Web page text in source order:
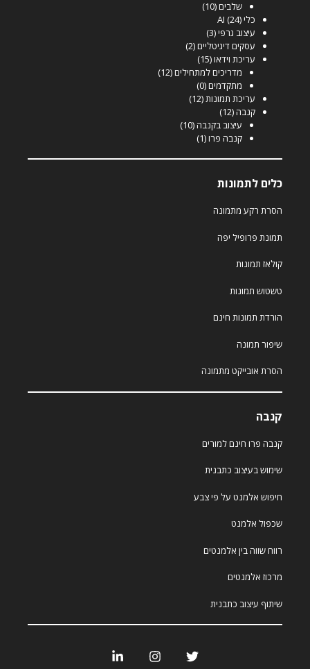
שלבים(10)
כלי AI(24)
עיצוב גרפי(3)
עסקים דיגיטליים(2)
עריכת וידאו(15)
מדריכים למתחילים(12)
מתקדמים(0)
עריכת תמונות(12)
קנבה(12)
עיצוב בקנבה(10)
קנבה פרו(1)
כלים לתמונות
הסרת רקע מתמונה
תמונת פרופיל יפה
קולאז תמונות
טשטוש תמונות
הורדת תמונות חינם
שיפור תמונה
הסרת אובייקט מתמונה
קנבה
קנבה פרו חינם למורים
שימוש בעיצוב כתבנית
חיפוש אלמנט על פי צבע
שכפול אלמנט
רווח שווה בין אלמנטים
מרכוז אלמנטים
שיתוף עיצוב כתבנית